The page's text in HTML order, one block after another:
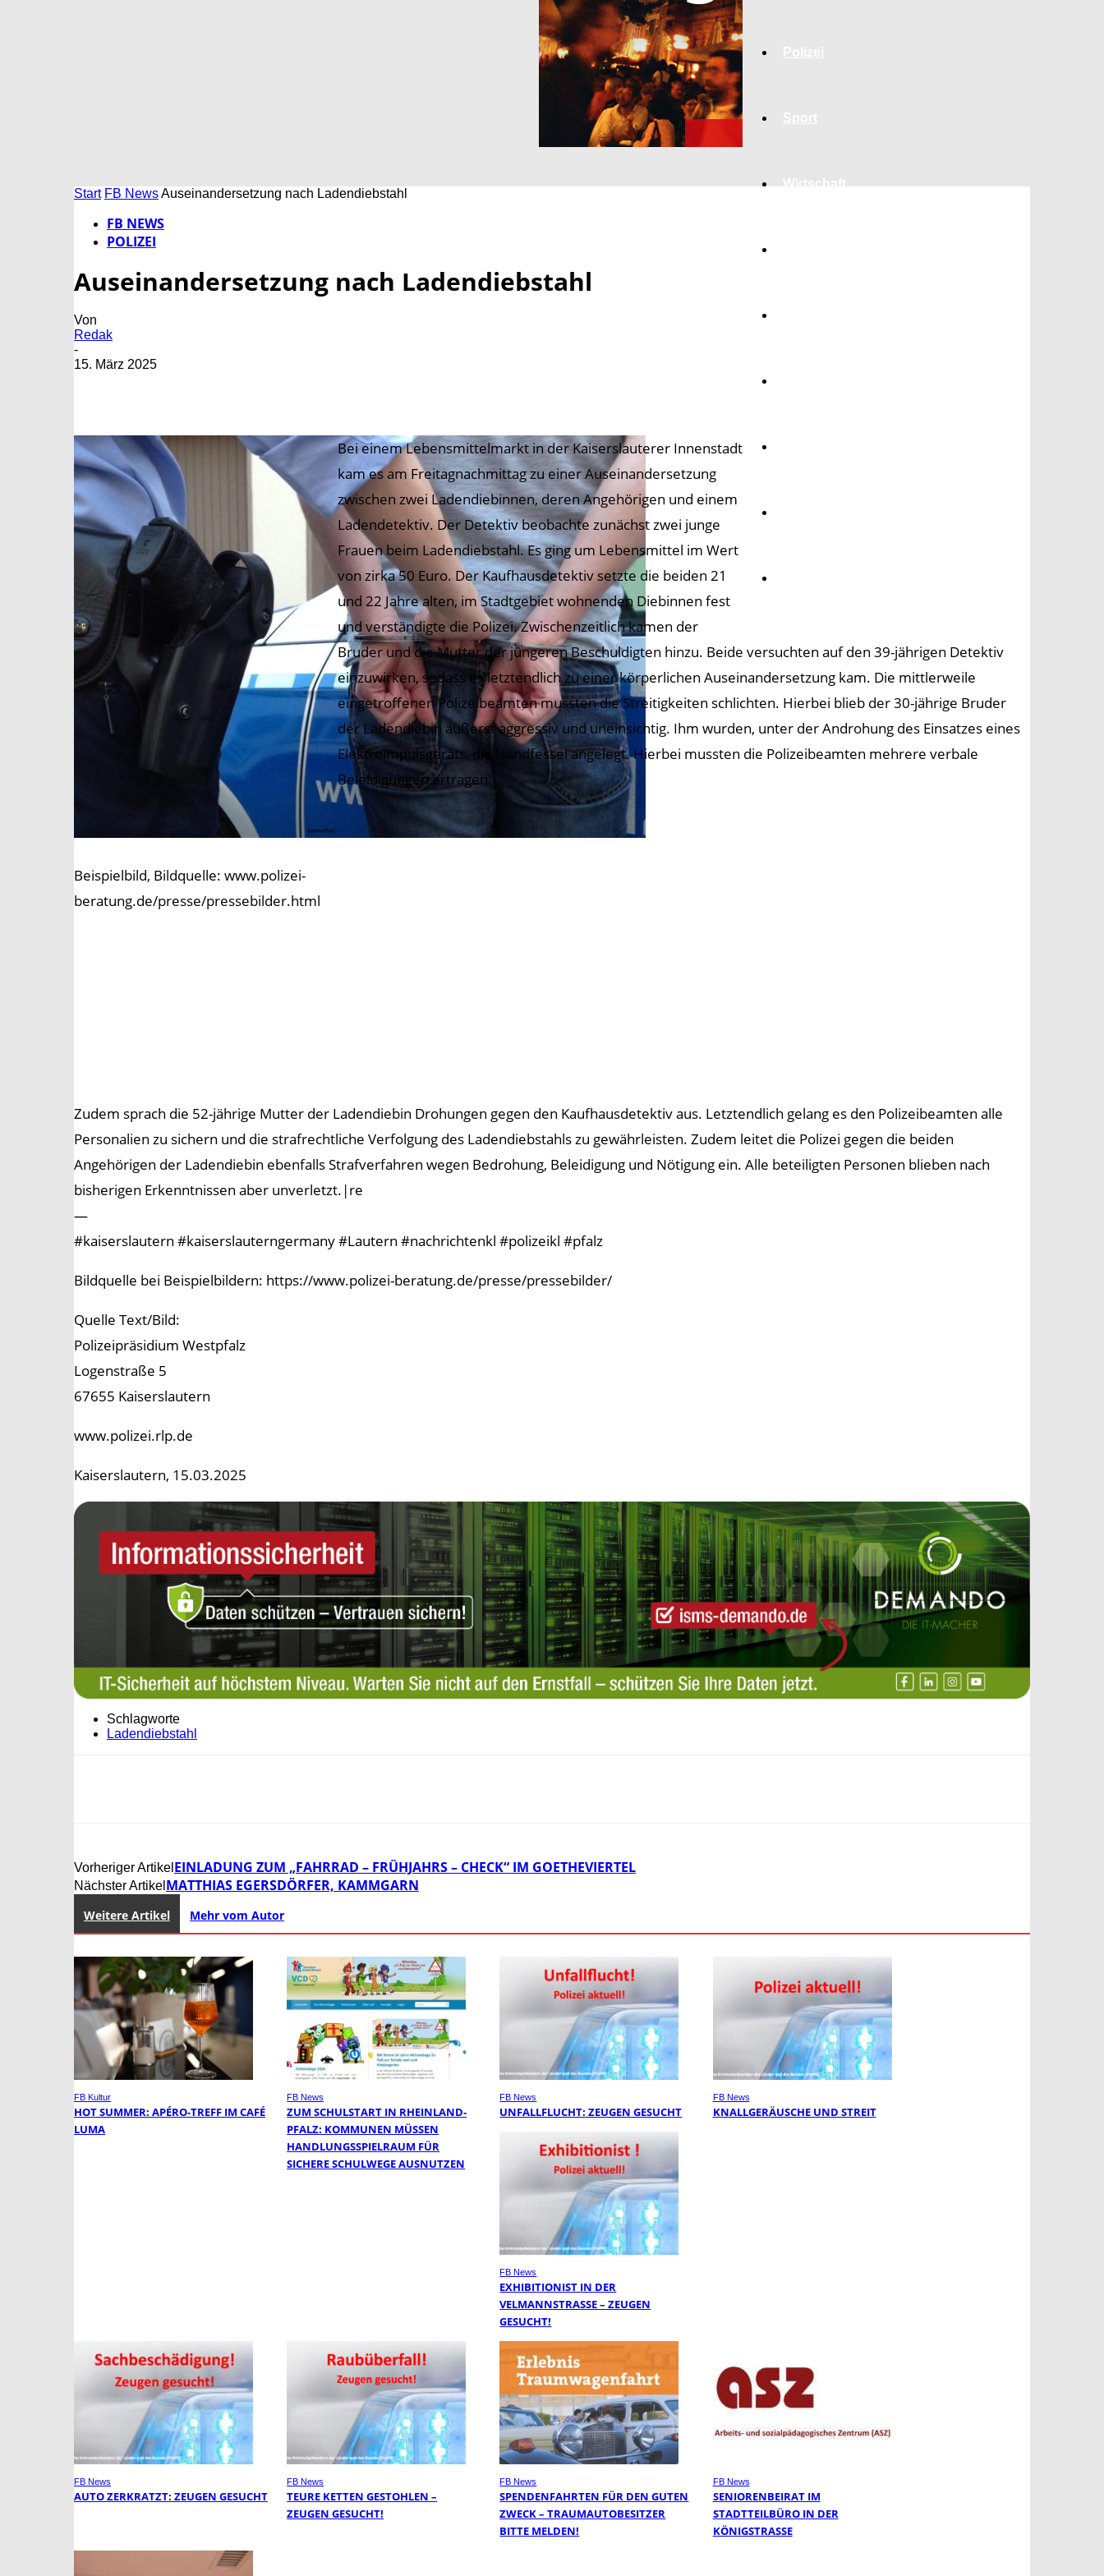
Wirtschaft
Start FB NewsAuseinandersetzung nach Ladendiebstahl
FB NEWS
POLIZEI
Auseinandersetzung nach Ladendiebstahl
Von
Redak
-
15. März 2025
Beispielbild, Bildquelle: www.polizei-
beratung.de/presse/pressebilder.html
Bei einem Lebensmittelmarkt in der Kaiserslauterer Innenstadt
kam es am Freitagnachmittag zu einer Auseinandersetzung
zwischen zwei Ladendiebinnen, deren Angehörigen und einem
Ladendetektiv. Der Detektiv beobachte zunächst zwei junge
Frauen beim Ladendiebstahl. Es ging um Lebensmittel im Wert
von zirka 50 Euro. Der Kaufhausdetektiv setzte die beiden 21
und 22 Jahre alten, im Stadtgebiet wohnenden Diebinnen fest
und verständigte die Polizei. Zwischenzeitlich kamen der
Bruder und die Mutter der jüngeren Beschuldigten hinzu. Beide versuchten auf den 39-jährigen Detektiv
einzuwirken, sodass es letztendlich zu einer körperlichen Auseinandersetzung kam. Die mittlerweile
eingetroffenen Polizeibeamten mussten die Streitigkeiten schlichten. Hierbei blieb der 30-jährige Bruder
der Ladendiebin äußerst aggressiv und uneinsichtig. Ihm wurden, unter der Androhung des Einsatzes eines
Elektroimpulsgeräts, die Handfessel angelegt. Hierbei mussten die Polizeibeamten mehrere verbale
Beleidigungen ertragen.
Zudem sprach die 52-jährige Mutter der Ladendiebin Drohungen gegen den Kaufhausdetektiv aus. Letztendlich gelang es den Polizeibeamten alle
Personalien zu sichern und die strafrechtliche Verfolgung des Ladendiebstahls zu gewährleisten. Zudem leitet die Polizei gegen die beiden
Angehörigen der Ladendiebin ebenfalls Strafverfahren wegen Bedrohung, Beleidigung und Nötigung ein. Alle beteiligten Personen blieben nach
bisherigen Erkenntnissen aber unverletzt.|re
—
#kaiserslautern #kaiserslauterngermany #Lautern #nachrichtenkl #polizeikl #pfalz
Bildquelle bei Beispielbildern: https://www.polizei-beratung.de/presse/pressebilder/
Quelle Text/Bild:
Polizeipräsidium Westpfalz
Logenstraße 5
67655 Kaiserslautern
www.polizei.rlp.de
Kaiserslautern, 15.03.2025
Schlagworte
Ladendiebstahl
Vorheriger Artikel EINLADUNG ZUM „FAHRRAD – FRÜHJAHRS – CHECK“ IM GOETHEVIERTEL
Nächster Artikel MATTHIAS EGERSDÖRFER, KAMMGARN
Weitere Artikel Mehr vom Autor
FB Kultur
HOT SUMMER: APÉRO-TREFF IM CAFÉ
LUMA
FB News
ZUM SCHULSTART IN RHEINLAND-
PFALZ: KOMMUNEN MÜSSEN
HANDLUNGSSPIELRAUM FÜR
SICHERE SCHULWEGE AUSNUTZEN
FB News
UNFALLFLUCHT: ZEUGEN GESUCHT
FB News
KNALLGERÄUSCHE UND STREIT
FB News
EXHIBITIONIST IN DER
VELMANNSTRASSE – ZEUGEN G
ESUCHT!
FB News
AUTO ZERKRATZT: ZEUGEN GESUCHT
FB News
TEURE KETTEN GESTOHLEN –
ZEUGEN GESUCHT!
FB News
SPENDENFAHRTEN FÜR DEN GUTEN
ZWECK – TRAUMAUTOBESITZER
BITTE MELDEN!
FB News
SENIORENBEIRAT IM
STADTTEILBÜRO IN DER
KÖNIGSTRASSE